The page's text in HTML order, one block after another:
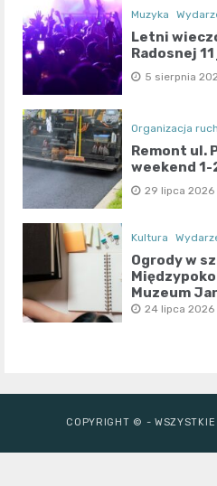
Muzyka
Letni
Radosnej
5 sierpnia
Organizacja
Remont ul.
weekend
29 lipca 2026
Kultura
Ogrody w
Muzeum
24 lipca 2026
COPYRIGHT © - WSZYSTKIE